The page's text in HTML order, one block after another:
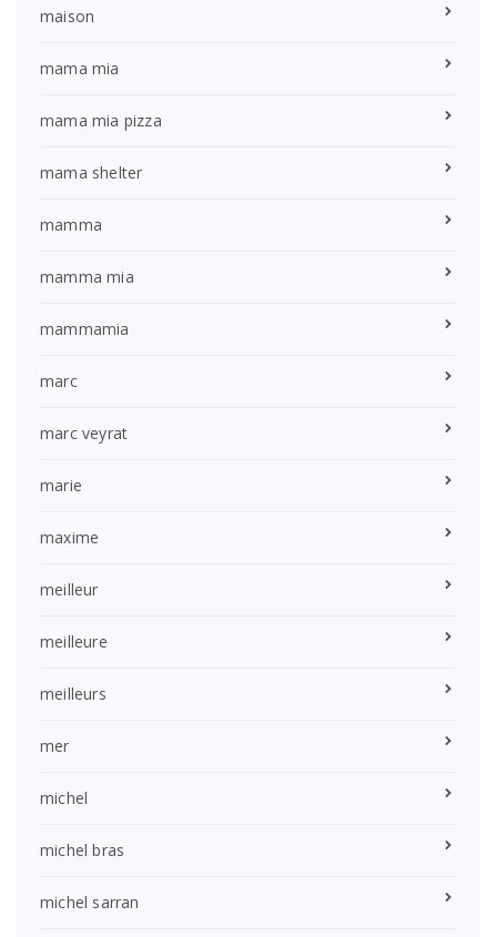
maison
mama mia
mama mia pizza
mama shelter
mamma
mamma mia
mammamia
marc
marc veyrat
marie
maxime
meilleur
meilleure
meilleurs
mer
michel
michel bras
michel sarran